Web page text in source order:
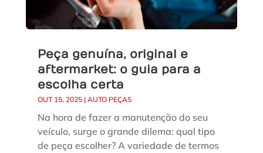
Peça genuína, original e
aftermarket: o guia para a
escolha certa
OUT 15, 2025| AUTO PEÇAS
Na hora de fazer a manutenção do seu
veículo, surge o grande dilema: qual tipo
de peça escolher? A variedade de termos